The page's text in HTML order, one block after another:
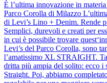
È l’ultima innovazione in
Parco Corolla di Milazzo
di Levi’s Lino + Denim. Rende
Semplici, durevoli e creati per
in cui è possibile trovare
Levi’s del Parco Corolla, sono
l’amatissimo XL STRAIGHT.
dritta più ampia del solito: ecco
Straight. Poi, abbiamo